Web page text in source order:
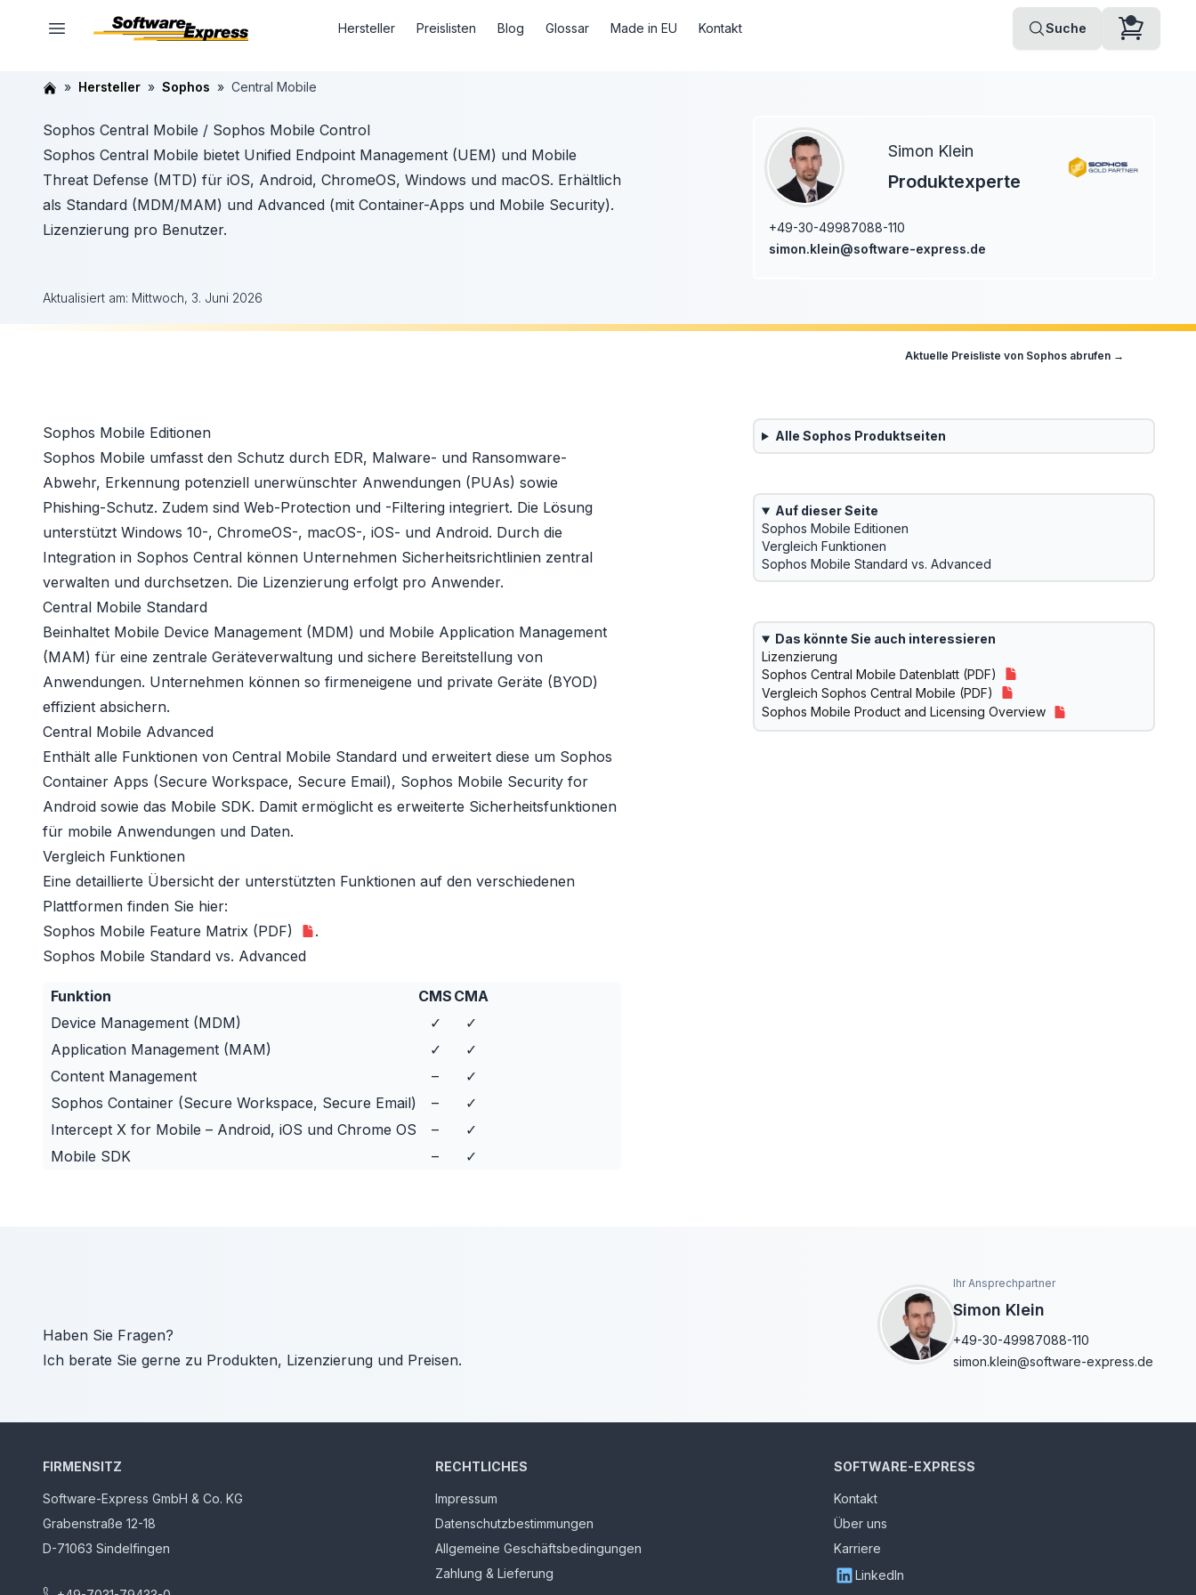
Hersteller Preislisten Blog Glossar Made in EU Kontakt Suche
Hersteller Sophos Central Mobile
Sophos Central Mobile / Sophos Mobile Control
Sophos Central Mobile bietet Unified Endpoint Management (UEM) und Mobile
Threat Defense (MTD) für iOS, Android, ChromeOS, Windows und macOS. Erhältlich
als Standard (MDM/MAM) und Advanced (mit Container-Apps und Mobile Security).
Lizenzierung pro Benutzer.
Simon Klein
Produktexperte
+49-30-49987088-110
simon.klein@software-express.de
Aktualisiert am: Mittwoch, 3. Juni 2026
Aktuelle Preisliste von Sophos abrufen →
Sophos Mobile Editionen
Sophos Mobile umfasst den Schutz durch EDR, Malware- und Ransomware-
Abwehr, Erkennung potenziell unerwünschter Anwendungen (PUAs) sowie
Phishing-Schutz. Zudem sind Web-Protection und -Filtering integriert. Die Lösung
unterstützt Windows 10-, ChromeOS-, macOS-, iOS- und Android. Durch die
Integration in Sophos Central können Unternehmen Sicherheitsrichtlinien zentral
verwalten und durchsetzen. Die Lizenzierung erfolgt pro Anwender.
Central Mobile Standard
Beinhaltet Mobile Device Management (MDM) und Mobile Application Management
(MAM) für eine zentrale Geräteverwaltung und sichere Bereitstellung von
Anwendungen. Unternehmen können so firmeneigene und private Geräte (BYOD)
effizient absichern.
Central Mobile Advanced
Enthält alle Funktionen von Central Mobile Standard und erweitert diese um Sophos
Container Apps (Secure Workspace, Secure Email), Sophos Mobile Security for
Android sowie das Mobile SDK. Damit ermöglicht es erweiterte Sicherheitsfunktionen
für mobile Anwendungen und Daten.
Vergleich Funktionen
Eine detaillierte Übersicht der unterstützten Funktionen auf den verschiedenen
Plattformen finden Sie hier:
Sophos Mobile Feature Matrix (PDF)
.
Sophos Mobile Standard vs. Advanced
Funktion CMS CMA
Device Management (MDM)
✓
✓
Application Management (MAM)
✓
✓
Content Management
–
✓
Sophos Container (Secure Workspace, Secure Email)
–
✓
Intercept X for Mobile – Android, iOS und Chrome OS
–
✓
Mobile SDK
– ✓
Alle Sophos Produktseiten
Auf dieser Seite
Sophos Mobile Editionen
Vergleich Funktionen
Sophos Mobile Standard vs. Advanced
Das könnte Sie auch interessieren
Lizenzierung
Sophos Central Mobile Datenblatt (PDF)
Vergleich Sophos Central Mobile (PDF)
Sophos Mobile Product and Licensing Overview
Haben Sie Fragen?
Ich berate Sie gerne zu Produkten, Lizenzierung und Preisen.
Ihr Ansprechpartner
Simon Klein
+49-30-49987088-110
simon.klein@software-express.de
FIRMENSITZ
Software-Express GmbH & Co. KG
Grabenstraße 12-18
D-71063 Sindelfingen
RECHTLICHES
Impressum
Datenschutzbestimmungen
Allgemeine Geschäftsbedingungen
Zahlung & Lieferung
SOFTWARE-EXPRESS
Kontakt
Über uns
Karriere
LinkedIn